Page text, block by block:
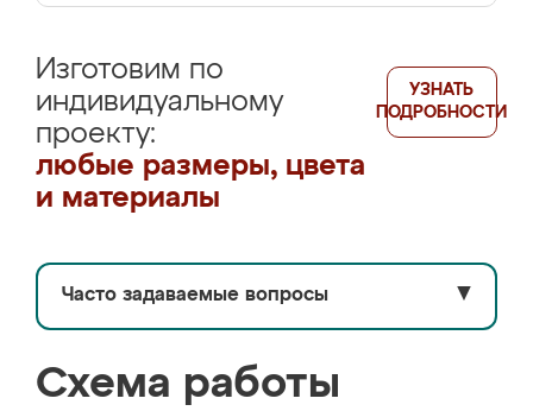
Изготовим по
индивидуальному
проекту:
любые размеры, цвета
и материалы
УЗНАТЬ
ПОДРОБНОСТИ
Часто задаваемые вопросы ▼
Схема работы